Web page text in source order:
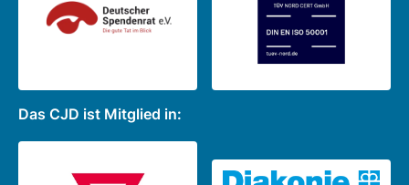
Das CJD ist Mitglied in: